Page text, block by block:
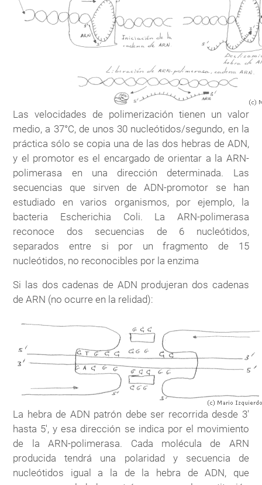
Las velocidades de polimerización tienen un valor
medio, a 37°C, de unos 30 nucleótidos/segundo, en la
práctica sólo se copia una de las dos hebras de ADN,
y el promotor es el encargado de orientar a la ARN-
polimerasa en una dirección determinada. Las
secuencias que sirven de ADN-promotor se han
estudiado en varios organismos, por ejemplo, la
bacteria Escherichia Coli. La ARN-polimerasa
reconoce dos secuencias de 6 nucleótidos,
separados entre si por un fragmento de 15
nucleótidos, no reconocibles por la enzima
Si las dos cadenas de ADN produjeran dos cadenas
de ARN (no ocurre en la relidad):
La hebra de ADN patrón debe ser recorrida desde 3'
hasta 5', y esa dirección se indica por el movimiento
de la ARN-polimerasa. Cada molécula de ARN
producida tendrá una polaridad y secuencia de
nucleótidos igual a la de la hebra de ADN, que